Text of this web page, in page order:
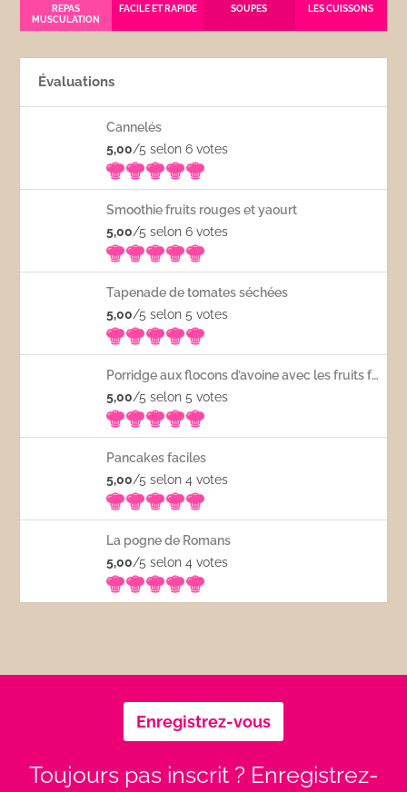
REPAS
MUSCULATION
FACILE ET RAPIDE SOUPES LES CUISSONS
Évaluations
Cannelés
5,00/5 selon 6votes
Smoothie fruits rouges et yaourt
5,00/5 selon 6votes
Tapenade de tomates séchées
5,00/5 selon 5votes
Porridge aux flocons d’avoine avec les fruits frais
5,00/5 selon 5votes
Pancakes faciles
5,00/5 selon 4votes
La pogne de Romans
5,00/5 selon 4votes
Enregistrez-vous
Toujours pas inscrit ? Enregistrez-